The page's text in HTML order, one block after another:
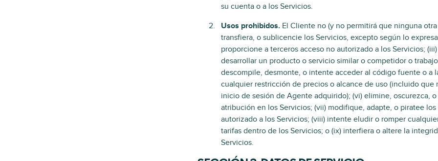
su cuenta o a los Servicios.
Usos prohibidos. El Cliente no (y no permitirá que ninguna
transfiera, o sublicencie los Servicios, excepto según lo
proporcione a terceros acceso no autorizado a los Servicios;
desarrollar un producto o servicio similar o competidor o
descompile, desmonte, o intente acceder al código fuente o a
cualquier restricción de precios o alcance de uso (incluido que
inicio de sesión de Agente adquirido); (vi) elimine, oscurezca,
atribución en los Servicios; (vii) modifique, adapte, o piratee
autorizado a los Servicios; (viii) intente eludir o romper
tarifas dentro de los Servicios; o (ix) interfiera o altere la
Servicios.